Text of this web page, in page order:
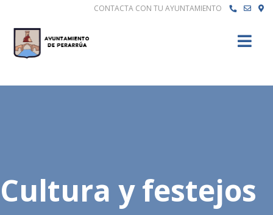
CONTACTA CON TU AYUNTAMIENTO
Cultura y festejos